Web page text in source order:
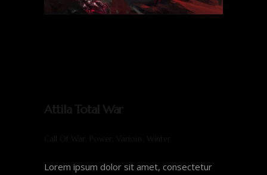
Attila Total War
Lorem ipsum dolor sit amet, consectetur